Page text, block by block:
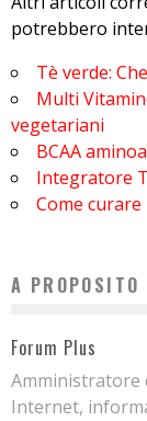
potrebbero
Tè verde:
Multi
vegetariani
BCAA
Integratore
Come
A PROPOSITO
Forum Plus
Amministratore
Internet,